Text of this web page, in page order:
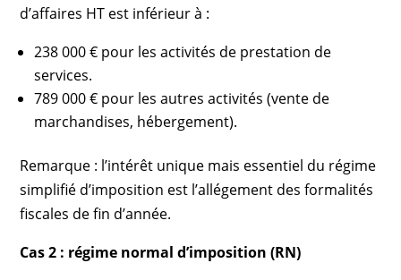
d’affaires HT est inférieur à :
238 000 € pour les activités de prestation de
services.
789 000 € pour les autres activités (vente de
marchandises, hébergement).
Remarque : l’intérêt unique mais essentiel du régime
simplifié d’imposition est l’allégement des formalités
fiscales de fin d’année.
Cas 2 : régime normal d’imposition (RN)